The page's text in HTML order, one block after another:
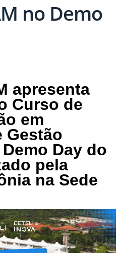
no Demo
apresenta
Curso de
em
Gestão
Day do
pela
na Sede